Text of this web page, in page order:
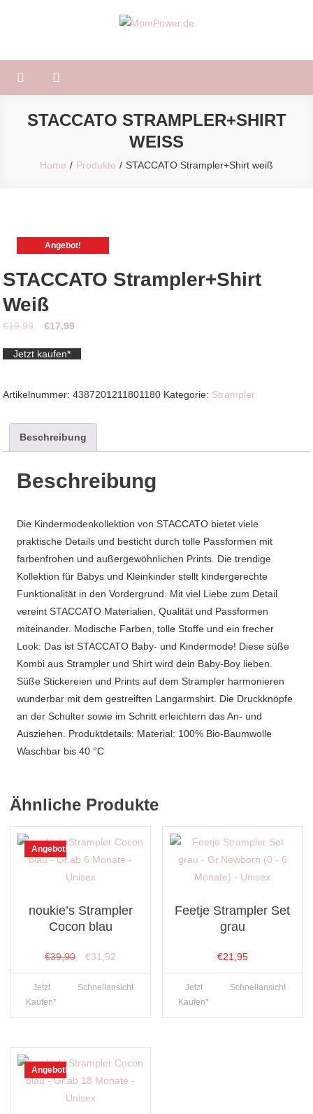
STACCATO STRAMPLER+SHIRT
WEISS
Home Produkte STACCATO Strampler+Shirt weiß
Angebot!
STACCATO Strampler+Shirt
Weiß
€19,99
Ursprünglicher
war:
€17,99
ist:
Jetzt kaufen*
Artikelnummer:4387201211801180 Kategorie: Strampler
Beschreibung
Beschreibung
Die Kindermodenkollektion von STACCATO bietet viele
praktische Details und besticht durch tolle Passformen mit
farbenfrohen und außergewöhnlichen Prints. Die trendige
Kollektion für Babys und Kleinkinder stellt kindergerechte
Funktionalität in den Vordergrund. Mit viel Liebe zum Detail
vereint STACCATO Materialien, Qualität und Passformen
miteinander. Modische Farben, tolle Stoffe und ein frecher
Look: Das ist STACCATO Baby- und Kindermode! Diese süße
Kombi aus Strampler und Shirt wird dein Baby-Boy lieben.
Süße Stickereien und Prints auf dem Strampler harmonieren
wunderbar mit dem gestreiften Langarmshirt. Die Druckknöpfe
an der Schulter sowie im Schritt erleichtern das An- und
Ausziehen. Produktdetails: Material: 100% Bio-Baumwolle
Waschbar bis 40 °C
Ähnliche Produkte
Angebot!
noukie’s Strampler
Cocon blau
€39,90
Ursprünglicher
Preis
war:
€31,92
Preis
ist:
Jetzt
Kaufen*
Schnellansicht
Feetje Strampler Set
grau
€21,95
Jetzt
Kaufen*
Schnellansicht
Angebot!